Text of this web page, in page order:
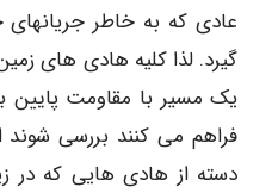
عادی که به خاطر
گیرد. لذا کلیه هادی های
یک مسیر با مقاومت پایین
فراهم می کنند بررسی
دسته از هادی هایی که در